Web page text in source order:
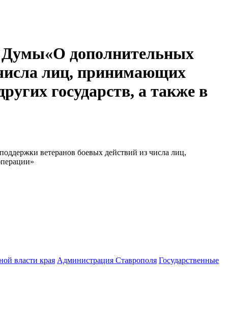
Думы«О дополнительных
лиц, принимающих
государств, а также в
ветеранов боевых действий из числа лиц,
власти края Администрация Ставрополя Государственные